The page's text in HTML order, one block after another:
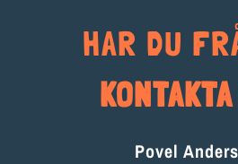
HAR DU
Povel